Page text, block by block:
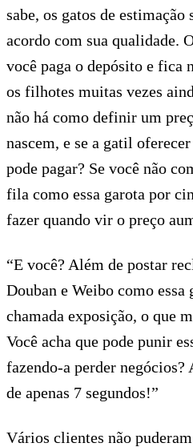
sabe, os gatos de
acordo com sua qualidade.
você paga o depósito e fica
os filhotes muitas vezes
não há como definir um
nascem, e se a gatil
pode pagar? Se você não
fila como essa garota por
fazer quando vir o preço
“E você? Além de postar
Douban e Weibo como essa
chamada exposição, o que
Você acha que pode punir
fazendo-a perder
de apenas 7 segundos!”
Vários clientes não